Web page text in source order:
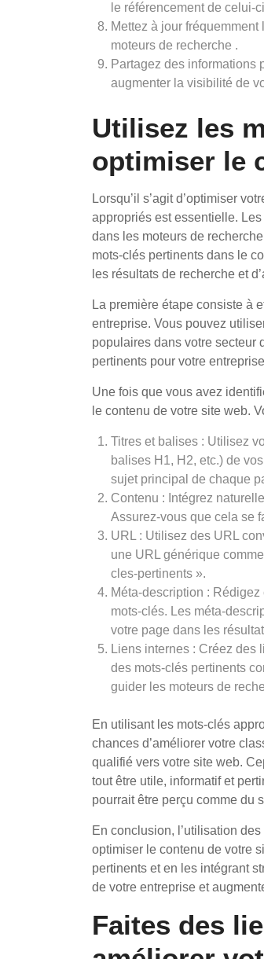
le référencement de celui-
Mettez à jour
moteurs de recherche .
Partagez des informations
augmenter la visibilité de
Utilisez les
optimiser le
Lorsqu’il s’agit d’optimiser
appropriés est essentielle.
dans les moteurs de
mots-clés pertinents dans le
les résultats de recherche et
La première étape consiste à
entreprise. Vous pouvez
populaires dans votre secteur
pertinents pour votre
Une fois que vous avez
le contenu de votre site web.
Titres et balises : Utilisez
balises H1, H2, etc.) de
sujet principal de chaque
Contenu : Intégrez
Assurez-vous que cela se
URL : Utilisez des URL
une URL générique
cles-pertinents ».
Méta-description :
mots-clés. Les méta-
votre page dans les
Liens internes : Créez des
des mots-clés pertinents
guider les moteurs de
En utilisant les mots-clés
chances d’améliorer votre
qualifié vers votre site web.
tout être utile, informatif et
pourrait être perçu comme du
En conclusion, l’utilisation
optimiser le contenu de votre
pertinents et en les intégrant
de votre entreprise et
Faites des